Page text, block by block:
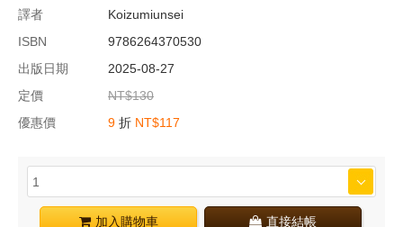
譯者
Koizumiunsei
ISBN
9786264370530
出版日期
2025-08-27
定價
NT$130
優惠價
9 折 NT$117
加入購物車 直接結帳